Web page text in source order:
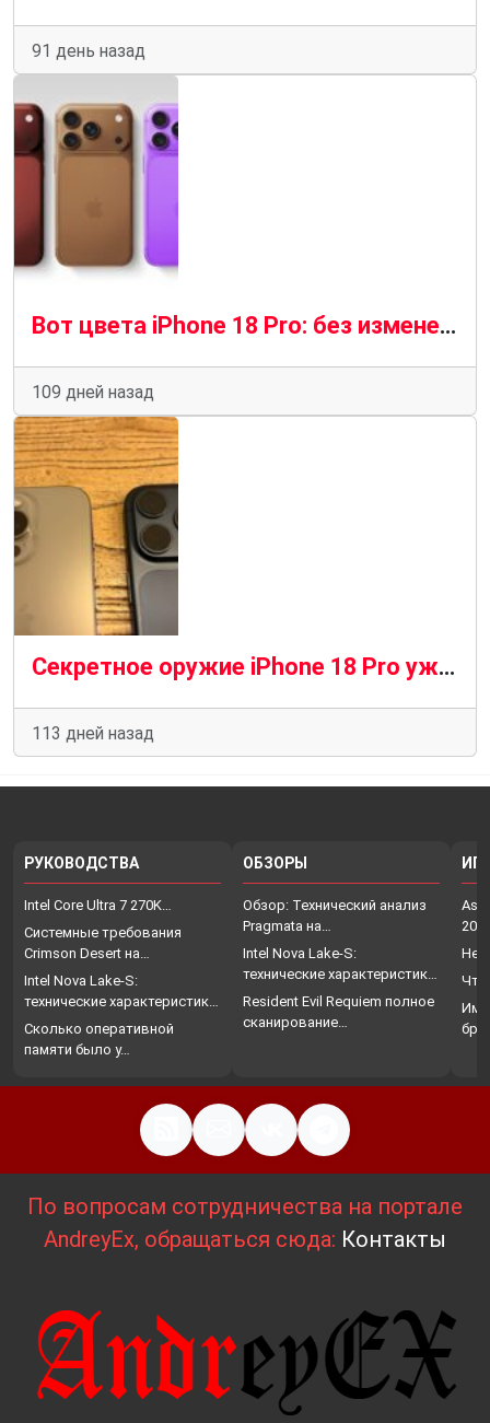
91 день назад
Вот цвета iPhone 18 Pro: без изменений на панели камер
109 дней назад
Секретное оружие iPhone 18 Pro уже запущено в производство
113 дней назад
РУКОВОДСТВА
Intel Core Ultra 7 270K…
Системные требования
Crimson Desert на…
Intel Nova Lake-S:
технические характеристики,
…
Сколько оперативной
памяти было у…
ОБЗОРЫ
Обзор: Технический анализ
Pragmata на…
Intel Nova Lake-S:
технические характеристики,
…
Resident Evil Requiem полное
сканирование…
Что
По вопросам сотрудничества на портале
AndreyEx, обращаться сюда: Контакты